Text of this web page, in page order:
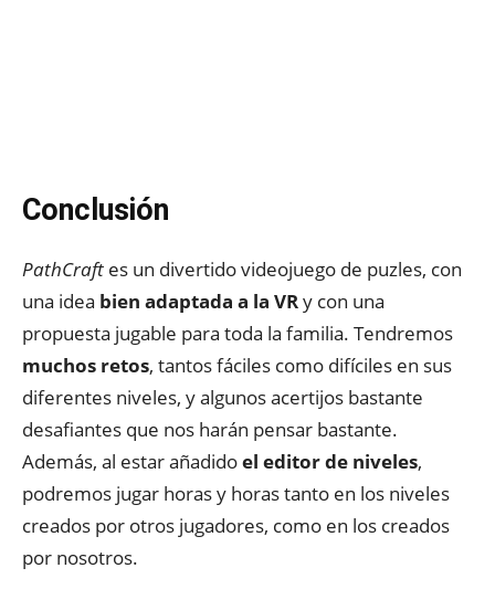
Conclusión
PathCraft es un divertido videojuego de puzles, con
una idea bien adaptada a la VRy con una
propuesta jugable para toda la familia. Tendremos
muchos retos, tantos fáciles como difíciles en sus
diferentes niveles, y algunos acertijos bastante
desafiantes que nos harán pensar bastante.
Además, al estar añadidoel editor de niveles,
podremos jugar horas y horas tanto en los niveles
creados por otros jugadores, como en los creados
por nosotros.